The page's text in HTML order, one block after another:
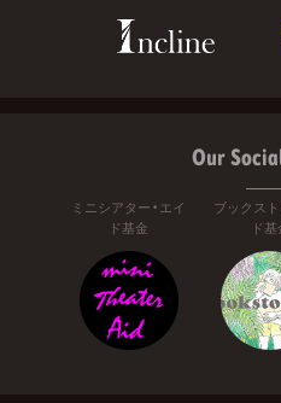
Our
ミニシアター・エイ
ド基金
ブックスト
ド